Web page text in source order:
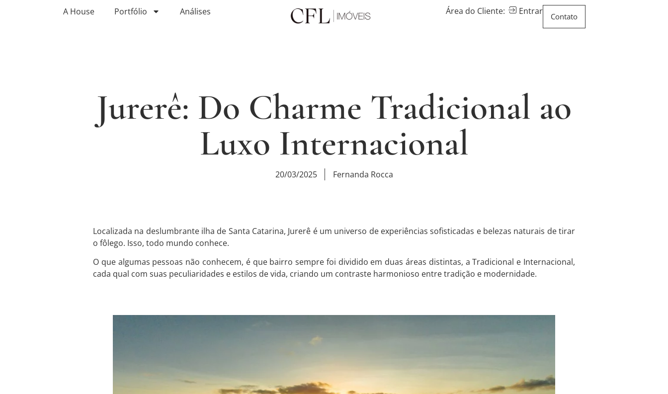
A House Portfólio Análises Área do Cliente: Entrar Contato
Jurerê: Do Charme Tradicional ao
Luxo Internacional
20/03/2025 Fernanda Rocca
Localizada na deslumbrante ilha de Santa Catarina, Jurerê é um universo de experiências sofisticadas e belezas naturais de tirar
o fôlego. Isso, todo mundo conhece.
O que algumas pessoas não conhecem, é que bairro sempre foi dividido em duas áreas distintas, a Tradicional e Internacional,
cada qual com suas peculiaridades e estilos de vida, criando um contraste harmonioso entre tradição e modernidade.